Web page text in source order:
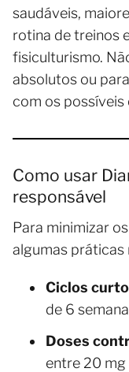
saudáveis,
rotina de treinos
fisiculturismo.
absolutos ou
com os
Como usar
responsável
Para minimizar
algumas práticas
Ciclos
de 6
Doses
entre 20